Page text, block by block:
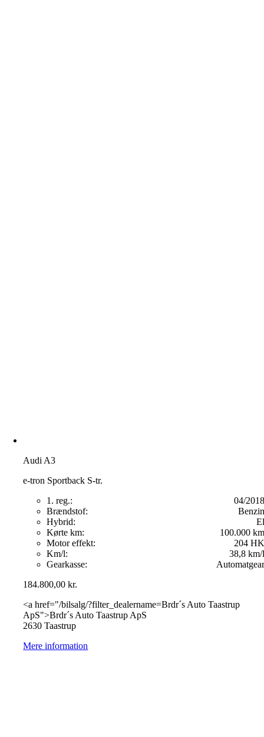
Audi A3
e-tron Sportback S-tr.
1. reg.:
04/2018
Brændstof:
Benzin
Hybrid:
El
Kørte km:
100.000 km
Motor effekt:
204 HK
Km/l:
38,8 km/l
Gearkasse:
Automatgear
184.800,00kr.
<a href="/bilsalg/?filter_dealername=Brdr´s Auto Taastrup
ApS">Brdr´s Auto Taastrup ApS
2630 Taastrup
Mere information